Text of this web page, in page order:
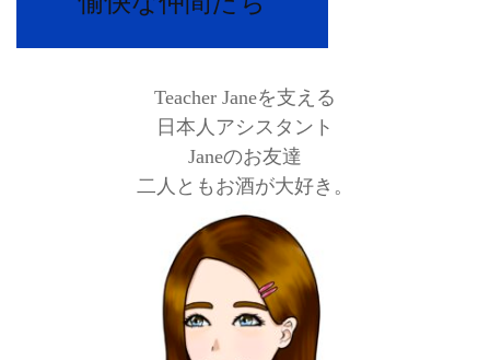
Teacher Janeを支える
日本人アシスタント
Janeのお友達
二人ともお酒が大好き。